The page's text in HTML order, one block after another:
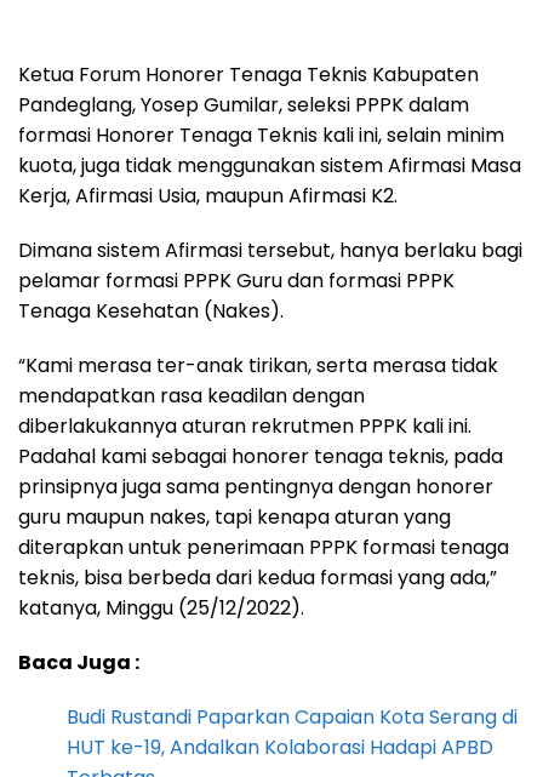
Ketua Forum Honorer Tenaga Teknis Kabupaten
Pandeglang, Yosep Gumilar, seleksi PPPK dalam
formasi Honorer Tenaga Teknis kali ini, selain minim
kuota, juga tidak menggunakan sistem Afirmasi Masa
Kerja, Afirmasi Usia, maupun Afirmasi K2.
Dimana sistem Afirmasi tersebut, hanya berlaku bagi
pelamar formasi PPPK Guru dan formasi PPPK
Tenaga Kesehatan (Nakes).
“Kami merasa ter-anak tirikan, serta merasa tidak
mendapatkan rasa keadilan dengan
diberlakukannya aturan rekrutmen PPPK kali ini.
Padahal kami sebagai honorer tenaga teknis, pada
prinsipnya juga sama pentingnya dengan honorer
guru maupun nakes, tapi kenapa aturan yang
diterapkan untuk penerimaan PPPK formasi tenaga
teknis, bisa berbeda dari kedua formasi yang ada,”
katanya, Minggu (25/12/2022).
Baca Juga :
Budi Rustandi Paparkan Capaian Kota Serang di
HUT ke-19, Andalkan Kolaborasi Hadapi APBD